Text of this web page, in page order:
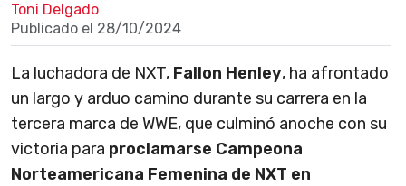
Toni Delgado
Publicado el 28/10/2024
La luchadora de NXT, Fallon Henley, ha afrontado
un largo y arduo camino durante su carrera en la
tercera marca de WWE, que culminó anoche con su
victoria para proclamarse Campeona
Norteamericana Femenina de NXT en